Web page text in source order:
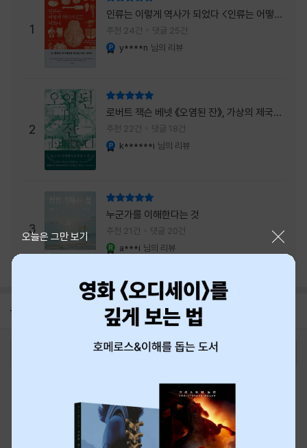
때문이다. 그동안 호텔에서 잠복 수사를 하며
어설픈 호텔리어의 가면을 쓰고 있었다면, 이제
는 가면
1
인류는 이렇게 역사가 되었다 <인류는 어떻게
역사가 되었나>
추천 24건 댓글 25건
y****n 님의 리뷰
2
로버트 잭슨 베넷 《오염된 잔》, 가상의 제국이
주는 실감과 미스터리 사건의 치밀함이 이루어
내는 최상의 시너지...
추천 22건 댓글 18건
k******i 님의 리뷰
3
누군가를 이해한다는 것
추천 21건 댓글 20건
a***i 님의 리뷰
공지 8월 신용카드 무이자할부 안내
오늘은 그만 보기
최근 본 상품
티켓 1544-6399
중고샵 1566-4295
eBook 1:1문의/채팅상담
예스이십사(주) 사업자 정보
이용약관
개인정보처리방침
청소년보호정책